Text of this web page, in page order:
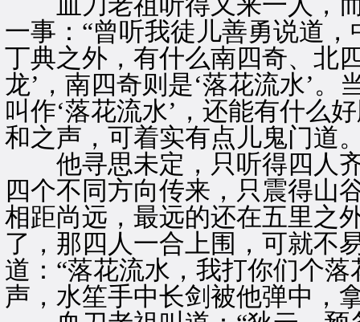
一事：“曾听我徒儿善勇说道
丁典之外，有什么南四奇、北
龙’，南四奇则是‘落花流水’
叫作‘落花流水’，还能有什么
和之声，可着实有点儿鬼门道
他寻思未定，只听得四人齐
四个不同方向传来，只震得山
相距尚远，最远的还在五里之
了，那四人一合上围，可就不
道：“落花流水，我打你们个
声，水笙手中长剑被他弹中，